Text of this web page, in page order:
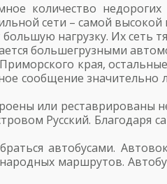
количество
сети – самой высокой
нагрузку. Их сеть
большегрузными
края,
сообщение значительно
или реставрированы
Русский. Благодаря
автобусами.
маршрутов.